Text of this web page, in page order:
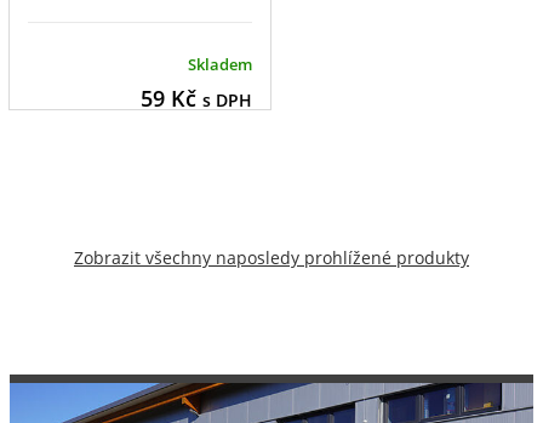
Skladem
59Kč s DPH
Zobrazit všechny naposledy prohlížené produkty